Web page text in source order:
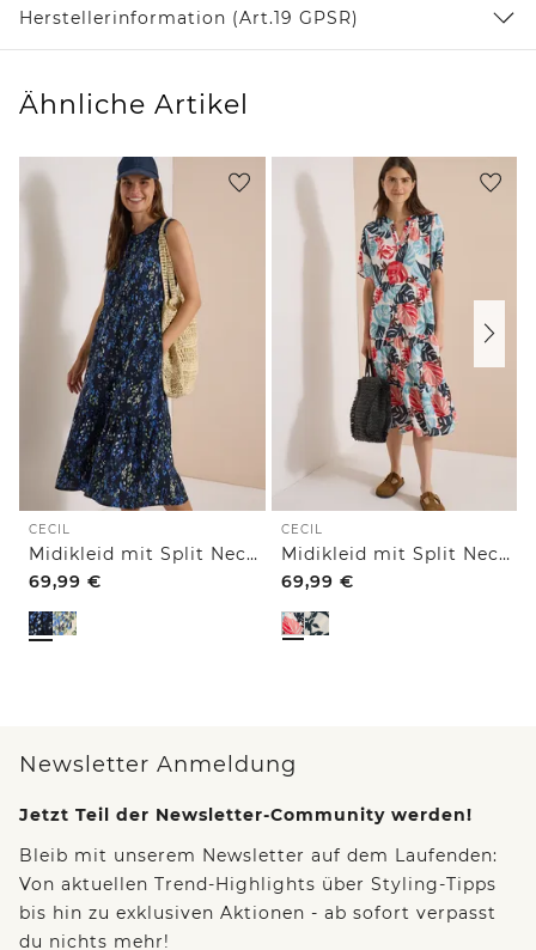
Herstellerinformation (Art.19 GPSR)
Ähnliche Artikel
CECIL
Midikleid mit Split Neck und Print
69,99 €
CECIL
Midikleid mit Split Neck und Print
69,99 €
Newsletter Anmeldung
Jetzt Teil der Newsletter-Community werden!
Bleib mit unserem Newsletter auf dem Laufenden:
Von aktuellen Trend-Highlights über Styling-Tipps
bis hin zu exklusiven Aktionen - ab sofort verpasst
du nichts mehr!